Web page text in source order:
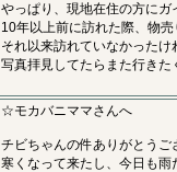
やっぱり、現地在住の方にガ
10年以上前に訪れた際、物
それ以来訪れていなかったけ
写真拝見してたらまた行きた
☆モカバニママさんへ
チビちゃんの件ありがとうご
寒くなって来たし、今日も雨